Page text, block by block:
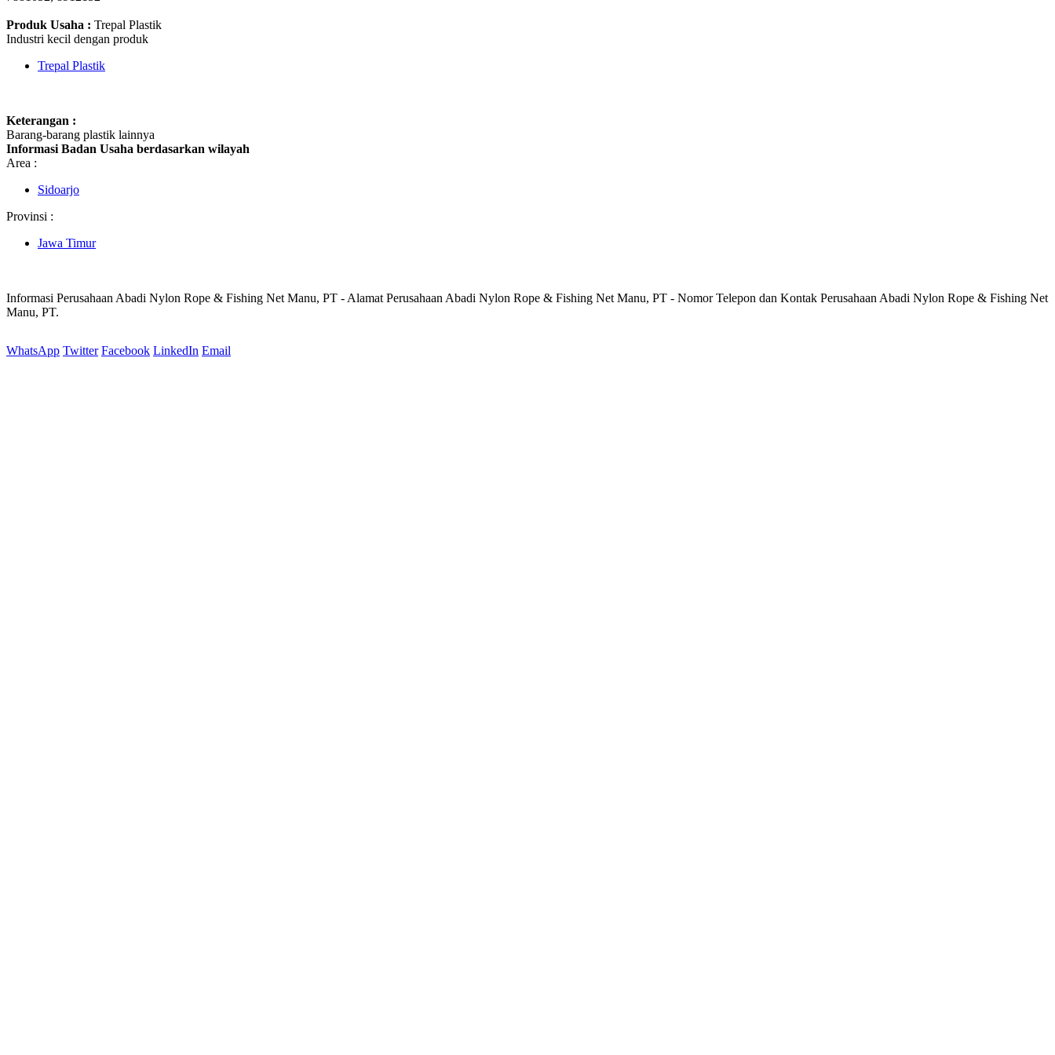
Produk Usaha : Trepal Plastik
Industri kecil dengan produk
Trepal Plastik
Keterangan :
Barang-barang plastik lainnya
Informasi Badan Usaha berdasarkan wilayah
Area :
Sidoarjo
Provinsi :
Jawa Timur
Informasi Perusahaan Abadi Nylon Rope & Fishing Net Manu, PT - Alamat Perusahaan Abadi Nylon Rope & Fishing Net Manu, PT - Nomor Telepon dan Kontak Perusahaan Abadi Nylon Rope & Fishing Net
Manu, PT.
WhatsApp Twitter Facebook LinkedIn Email